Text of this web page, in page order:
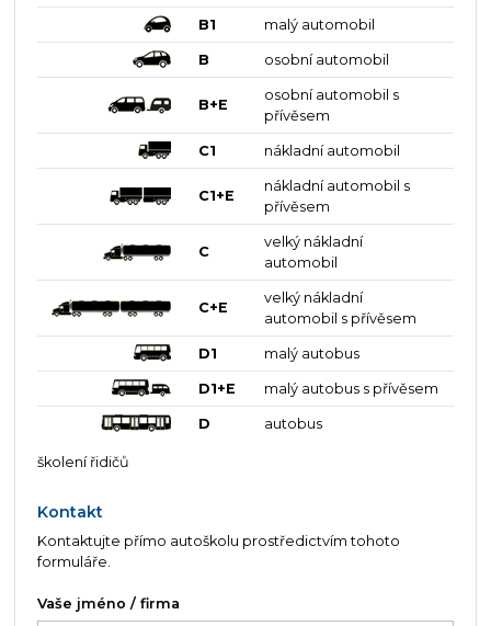
B1 malý automobil
B osobní automobil
B+E
osobní automobil s
přívěsem
C1 nákladní automobil
C1+E
nákladní automobil s
přívěsem
C
velký nákladní
automobil
C+E
velký nákladní
automobil s přívěsem
D1 malý autobus
D1+E malý autobus s přívěsem
D autobus
školení řidičů
Kontakt
Kontaktujte přímo autoškolu prostředictvím tohoto
formuláře.
Vaše jméno / firma